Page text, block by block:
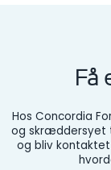
Få
Hos Concordia
og skræddersyet
og bliv